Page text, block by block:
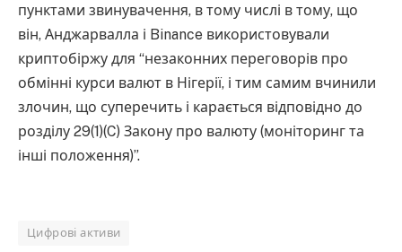
пунктами звинувачення, в тому числі в тому, що
він, Анджарвалла і Binance використовували
криптобіржу для “незаконних переговорів про
обмінні курси валют в Нігерії, і тим самим вчинили
злочин, що суперечить і карається відповідно до
розділу 29(1)(C) Закону про валюту (моніторинг та
інші положення)”.
Цифрові активи